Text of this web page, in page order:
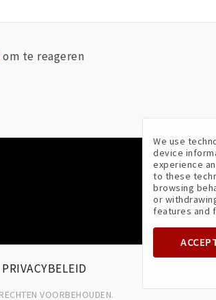
om te reageren
PRIVACYBELEID
VOORBEHOUDEN.
We use
device
experience
to these
browsing
or
features and